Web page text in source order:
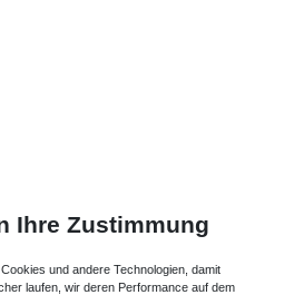
Ihre Zustimmung
und andere Technologien, damit
laufen, wir deren Performance auf dem